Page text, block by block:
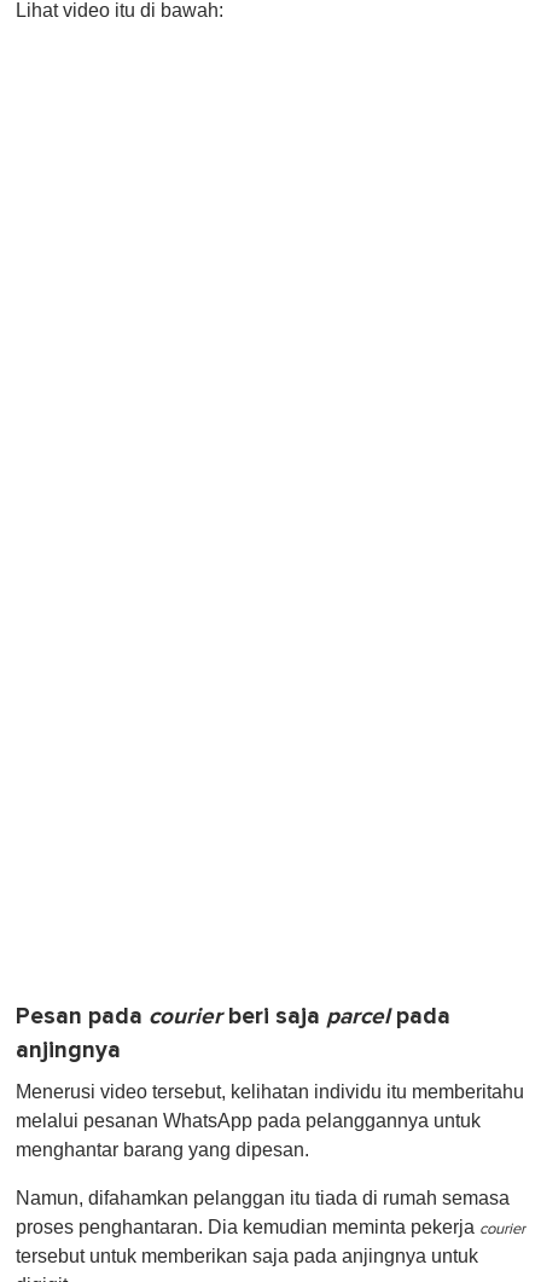
Lihat video itu di bawah:
Pesan pada courierberi saja parcelpada
anjingnya
Menerusi video tersebut, kelihatan individu itu memberitahu
melalui pesanan WhatsApp pada pelanggannya untuk
menghantar barang yang dipesan.
Namun, difahamkan pelanggan itu tiada di rumah semasa
proses penghantaran. Dia kemudian meminta pekerja courier
tersebut untuk memberikan saja pada anjingnya untuk